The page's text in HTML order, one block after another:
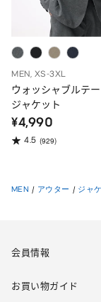
MEN, XS-3XL
ウォッシャブルテ
ジャケット
¥4,990
4.5 (929)
MEN / アウター / ジャ
会員情報
お買い物ガイド